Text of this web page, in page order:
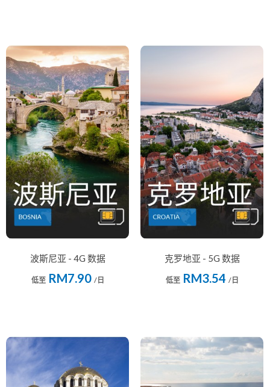
波斯尼亚 - 4G 数据
低至RM7.90 /日
克罗地亚 - 5G 数据
低至RM3.54 /日